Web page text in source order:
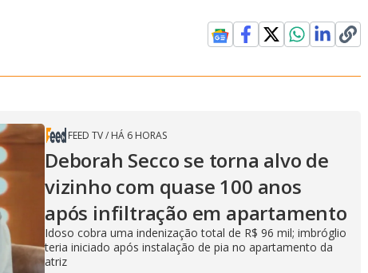
FEED TV/ HÁ 6 HORAS
Deborah Secco se torna alvo de
vizinho com quase 100 anos
após infiltração em apartamento
Idoso cobra uma indenização total de R$ 96 mil; imbróglio
teria iniciado após instalação de pia no apartamento da
atriz